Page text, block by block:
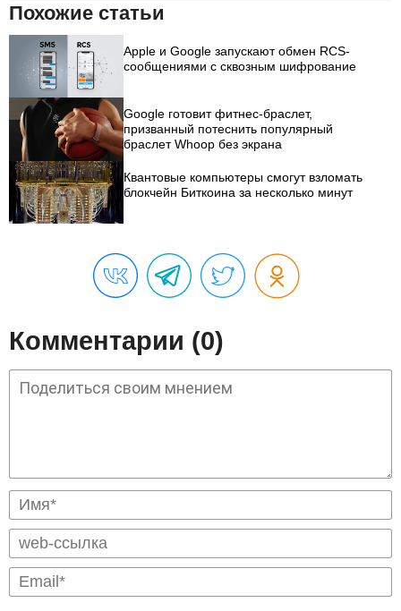
Похожие статьи
Apple и Google запускают обмен RCS-
сообщениями с сквозным шифрование
Google готовит фитнес-браслет,
призванный потеснить популярный
браслет Whoop без экрана
Квантовые компьютеры смогут взломать
блокчейн Биткоина за несколько минут
Комментарии (0)